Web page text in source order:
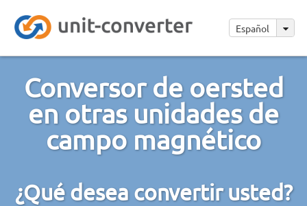
Español
Conversor de oersted
en otras unidades de
campo magnético
¿Qué desea convertir usted?